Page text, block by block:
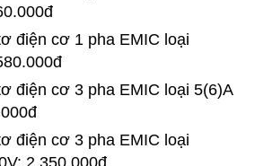
điện cơ 1 pha EMIC loại
điện cơ 3 pha EMIC loại 5(6)A
điện cơ 3 pha EMIC loại